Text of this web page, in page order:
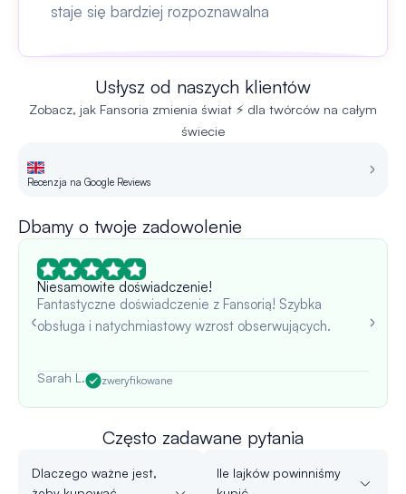
staje się bardziej rozpoznawalna
Usłysz od naszych klientów
Zobacz, jak Fansoria zmienia świat ⚡ dla twórców na całym
świecie
Recenzja na Google Reviews
Dbamy o twoje zadowolenie
Niesamowite doświadczenie!
Fantastyczne doświadczenie z Fansorią! Szybka
obsługa i natychmiastowy wzrost obserwujących.
Sarah L. zweryfikowane
Często zadawane pytania
Dlaczego ważne jest,
Ile lajków powinniśmy